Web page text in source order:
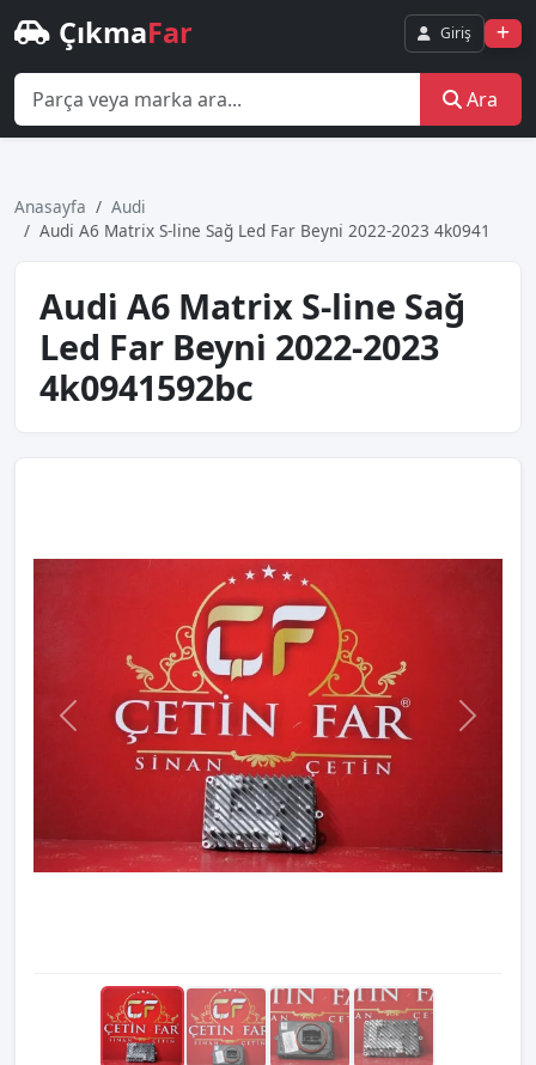
ÇıkmaFar Giriş
Ara
Anasayfa
Audi
Audi̇ A6 Matri̇x S-li̇ne Sağ Led Far Beyni̇ 2022-2023 4k0941
Audi̇ A6 Matri̇x S-li̇ne Sağ
Led Far Beyni̇ 2022-2023
4k0941592bc